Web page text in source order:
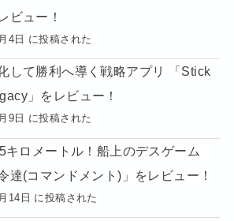
ビュー！
4日 に投稿された
して勝利へ導く戦略アプリ 「Stick
」をレビュー！
9日 に投稿された
キロメートル！船上のデスゲーム
達(コマンドメント)」をレビュー！
14日 に投稿された